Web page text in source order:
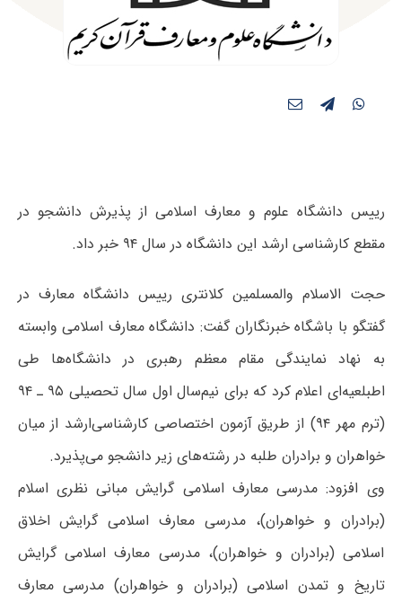
رییس دانشگاه علوم و معارف اسلامی از پذیرش دانشجو در
مقطع کار‌شناسی ارشد این دانشگاه در سال ۹۴ خبر داد.
حجت الاسلام والمسلمین کلانتری رییس دانشگاه معارف در
گفتگو با باشگاه خبرنگاران گفت: دانشگاه معارف اسلامی وابسته
به نهاد نمایندگی مقام معظم رهبری در دانشگاه‌ها طی
اطبلعیه‌ای اعلام کرد که برای نیم‌سال اول سال تحصیلی ۹۵ ـ ۹۴
(ترم مهر ۹۴) از طریق آزمون اختصاصی کارشناسی‌ارشد از میان
خواهران و برادران طلبه در رشته‌های زیر دانشجو می‌‏پذیرد.
وی افزود: مدرسی معارف اسلامی گرایش مبانی نظری اسلام
(برادران و خواهران)، مدرسی معارف اسلامی گرایش اخلاق
اسلامی (برادران و خواهران)، مدرسی معارف اسلامی گرایش
تاریخ و تمدن اسلامی (برادران و خواهران) مدرسی معارف